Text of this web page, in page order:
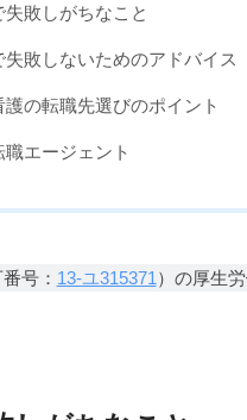
敗しがちなこと
敗しないためのアドバイス
の転職先選びのポイント
エージェント
番号： 13-ユ315371 ）の厚生